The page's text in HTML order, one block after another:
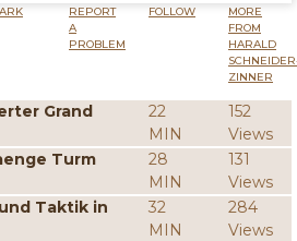
REPORT
A
PROBLEM
FOLLOW
MORE
FROM
HARALD
ZINNER
Grand
22
MIN
152
Views
Turm
28
MIN
131
Views
Taktik in
32
MIN
284
Views